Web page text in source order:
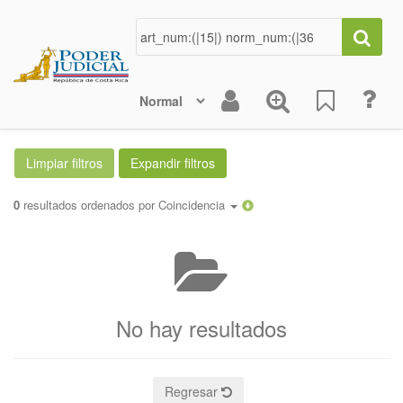
0 resultados ordenados por Coincidencia
No hay resultados
Regresar